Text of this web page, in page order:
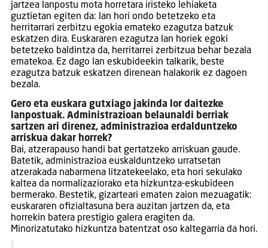
jartzea lanpostu mota horretara iristeko lehiaketa
guztietan egiten da: lan hori ondo betetzeko eta
herritarrari zerbitzu egokia emateko ezagutza batzuk
eskatzen dira. Euskararen ezagutza lan horiek egoki
betetzeko baldintza da, herritarrei zerbitzua behar bezala
ematekoa. Ez dago lan eskubideekin talkarik, beste
ezagutza batzuk eskatzen direnean halakorik ez dagoen
bezala.
Gero eta euskara gutxiago jakinda lor daitezke
lanpostuak. Administrazioan belaunaldi berriak
sartzen ari direnez, administrazioa erdalduntzeko
arriskua dakar horrek?
Bai, atzerapauso handi bat gertatzeko arriskuan gaude.
Batetik, administrazioa euskalduntzeko urratsetan
atzerakada nabarmena litzatekeelako, eta hori sekulako
kaltea da normalizaziorako eta hizkuntza-eskubideen
bermerako. Bestetik, gizarteari ematen zaion mezuagatik:
euskararen ofizialtasuna bera auzitan jartzen da, eta
horrekin batera prestigio galera eragiten da.
Minorizatutako hizkuntza batentzat oso kaltegarria da hori.